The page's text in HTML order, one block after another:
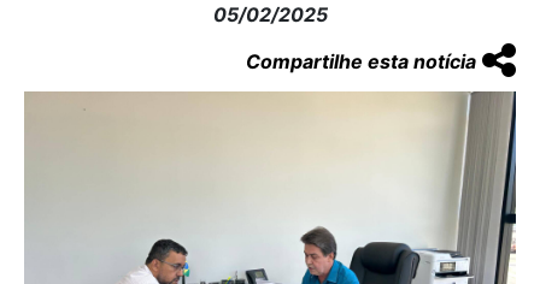
05/02/2025
Compartilhe esta notícia